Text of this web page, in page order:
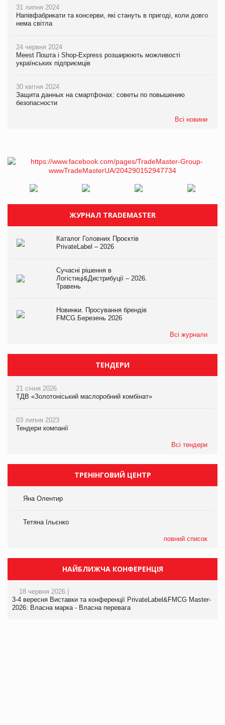
31 липня 2024
Напівфабрикати та консерви, які стануть в пригоді, коли довго
нема світла
24 червня 2024
Meest Пошта і Shop-Express розширюють можливості
українських підприємців
30 квітня 2024
Защита данных на смартфонах: советы по повышению
безопасности
Всі новини
ЖУРНАЛ TRADEMASTER
Каталог Головних Проєктів
PrivateLabel – 2026
Сучасні рішення в
Логістиці&Дистрибуції – 2026.
Травень
Новинки. Просування брендів
FMCG.Березень 2026
Всі журнали
ТЕНДЕРИ
21 січня 2026
ТДВ «Золотоніський маслоробний комбінат»
03 липня 2023
Тендери компанії
Всі тендери
ТРЕНІНГОВИЙ ЦЕНТР
Яна Олентир
Тетяна Ільєнко
повний список
НАЙБЛИЖЧА КОНФЕРЕНЦІЯ
18 червня 2026 |
3-4 вересня Виставки та конференції PrivateLabel&FMCG Master-
2026: Власна марка - Власна перевага